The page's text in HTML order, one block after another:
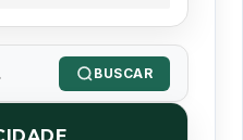
BUSCAR